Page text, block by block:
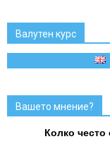
Валутен курс
Вашето мнение?
Колко често